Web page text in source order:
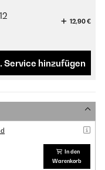
12,90 €
Service hinzufügen
In den
Warenkorb